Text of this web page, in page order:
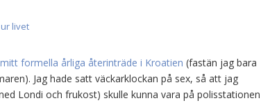
livet
mitt formella årliga återinträde i Kroatien (fastän jag bara
Jag hade satt väckarklockan på sex, så att jag
Londi och frukost) skulle kunna vara på